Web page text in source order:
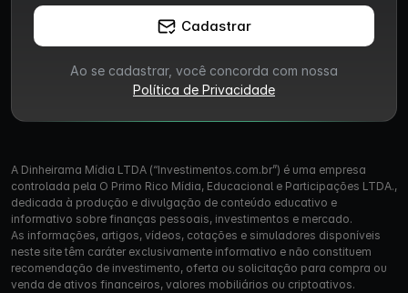
Cadastrar
Ao se cadastrar, você concorda com nossa
Política de Privacidade
A Dinheirama Mídia LTDA (“Investimentos.com.br”) é uma empresa
controlada pela O Primo Rico Mídia, Educacional e Participações LTDA.,
dedicada à produção e divulgação de conteúdo educativo e
informativo sobre finanças pessoais, investimentos e mercado.
As informações, artigos, vídeos, cotações e simuladores disponíveis
neste site têm caráter exclusivamente informativo e não constituem
recomendação de investimento, oferta ou solicitação para compra ou
venda de ativos financeiros, valores mobiliários ou criptoativos.